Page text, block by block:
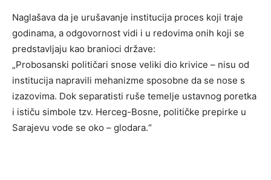
Naglašava da je urušavanje institucija proces koji traje
godinama, a odgovornost vidi i u redovima onih koji se
predstavljaju kao branioci države:
„Probosanski političari snose veliki dio krivice – nisu od
institucija napravili mehanizme sposobne da se nose s
izazovima. Dok separatisti ruše temelje ustavnog poretka
i ističu simbole tzv. Herceg-Bosne, političke prepirke u
Sarajevu vode se oko – glodara.“